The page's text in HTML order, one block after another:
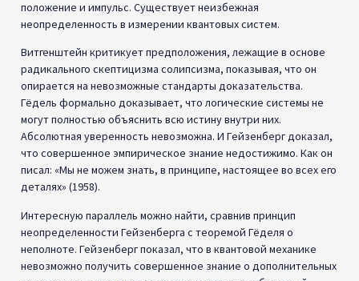
опирается на основные, неопределенные основания.
Гейзенберг распространяет это понятие на эмпирическую
область, которая ограничена его принципом
неопределенности. Уверенность остается неуловимой. Таким
образом, они предоставляют дополнительные перспективы
на присущие ограничения систематического знания,
формальных рассуждений об истине и эмпирических данных.
Вместо достижимых уверенностей Витгенштейн, Гёдель и
Гейзенберг указывают на эндемические неопределенности,
лежащие в основе нашего понимания мира. Стремление к
абсолютному объективному знанию посредством разума и
Последствия и выводы
Солипсизм представляет нам головоломку — это абсурдно